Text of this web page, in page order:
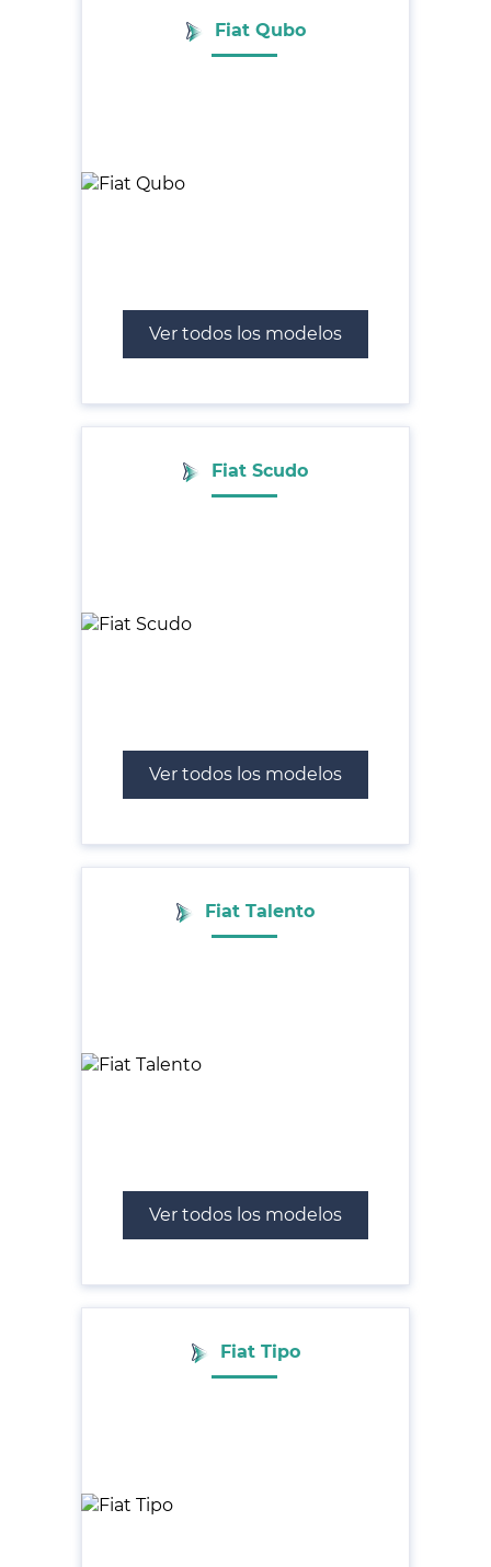
Fiat Qubo
Ver todos los modelos
Fiat Scudo
Ver todos los modelos
Fiat Talento
Ver todos los modelos
Fiat Tipo